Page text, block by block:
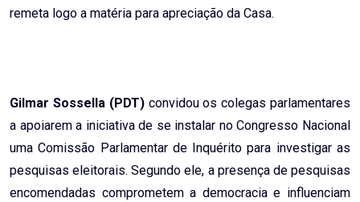
remeta logo a matéria para apreciação da Casa.
Gilmar Sossella (PDT)convidou os colegas parlamentares
a apoiarem a iniciativa de se instalar no Congresso Nacional
uma Comissão Parlamentar de Inquérito para investigar as
pesquisas eleitorais. Segundo ele, a presença de pesquisas
encomendadas comprometem a democracia e influenciam